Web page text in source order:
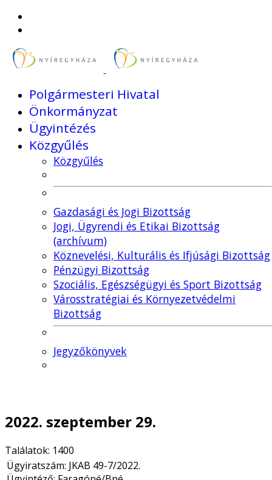
Polgármesteri Hivatal
Önkormányzat
Ügyintézés
Közgyűlés
Közgyűlés
Gazdasági és Jogi Bizottság
Jogi, Ügyrendi és Etikai Bizottság
(archívum)
Köznevelési, Kulturális és Ifjúsági Bizottság
Pénzügyi Bizottság
Szociális, Egészségügyi és Sport Bizottság
Városstratégiai és Környezetvédelmi
Bizottság
Jegyzőkönyvek
2022. szeptember 29.
Találatok: 1400
Ügyiratszám: JKAB 49-7/2022.